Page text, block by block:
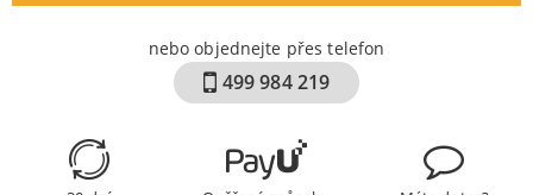
nebo objednejte přes telefon
499 984 219